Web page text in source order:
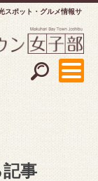
スポット・グルメ情報サ
事